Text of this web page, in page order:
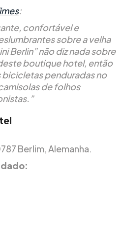
:
confortável e
sobre a velha
Berlin” não diz nada sobre
boutique hotel, então
penduradas no
de folhos
Berlim, Alemanha.